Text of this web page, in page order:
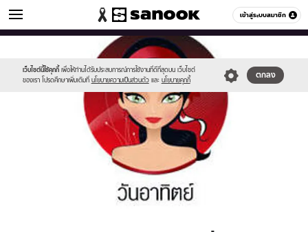
เข้าสู่ระบบสมาชิก
ดูดวง หมวดอื่นๆ
เว็บไซต์นี้ใช้คุกกี้ เพื่อให้ท่านได้รับประสบการณ์การใช้งานที่ดีที่สุดบน เว็บไซต์
ของเรา โปรดศึกษาเพิ่มเติมที่ นโยบายความเป็นส่วนตัว และ นโยบายคุกกี้
ตกลง
//s.isanook.com/sr/0/images/logo-
sanook.png
//s.isanook.com/ho/0/ud/13/67185/170-